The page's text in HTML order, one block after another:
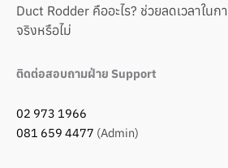
Duct Rodder คืออะไร? ช่วยลดเวลาใน
จริงหรือไม่
ติดต่อสอบถามฝ่าย Support
02 973 1966
081 659 4477 (Admin)